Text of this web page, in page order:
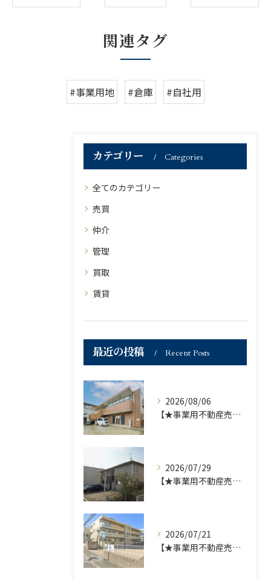
関連タグ
#事業用地 #倉庫 #自社用
カテゴリー Categories
全てのカテゴリー
売買
仲介
管理
買取
賃貸
最近の投稿 Recent Posts
2026/08/06
【★事業用不動産売買仲介専門部署より★】福岡市の不動産｜株式会社ランドマーク●1棟収益物件・価格が下がりました！！●
2026/07/29
【★事業用不動産売買仲介専門部署より★】福岡市の不動産｜株式会社ランドマーク ●収益物件 「D-roomアネシス」価格改定のお知らせ●
2026/07/21
【★事業用不動産売買仲介専門部署より★】福岡市の不動産｜株式会社ランドマーク ●収益物件「D-room笹丘」●